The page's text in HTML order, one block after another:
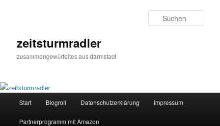
zeitsturmradler
zusammengewürfeltes aus darmstadt
Start Blogroll Datenschutzerklärung Impressum
Partnerprogramm mit Amazon